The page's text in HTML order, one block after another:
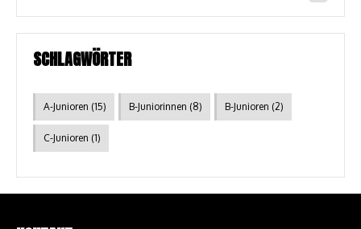
SCHLAGWÖRTER
A-Junioren (15) B-Juniorinnen (8) B-Junioren (2)
C-Junioren (1)